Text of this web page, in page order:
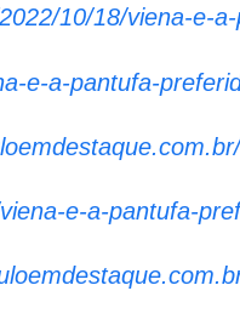
10/18/viena-e-
e-a-pantufa-
e-a-pantufa-